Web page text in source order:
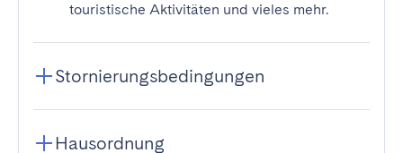
touristische Aktivitäten und vieles mehr.
Stornierungsbedingungen
Hausordnung